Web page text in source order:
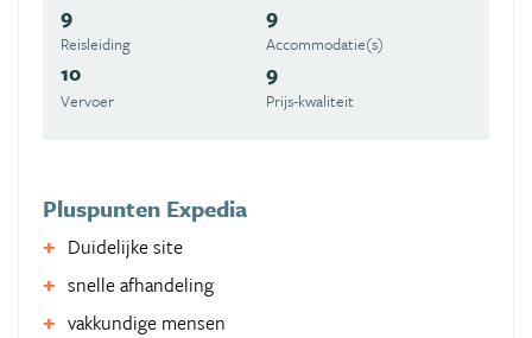
9
Reisleiding
9
Accommodatie(s)
10
Vervoer
9
Prijs-kwaliteit
Pluspunten Expedia
Duidelijke site
snelle afhandeling
vakkundige mensen